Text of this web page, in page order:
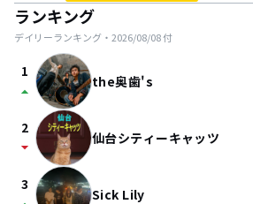
ランキング
デイリーランキング・ 2026/08/08付
1
arrow_drop_up the奥歯's
2
arrow_drop_down 仙台シティーキャッツ
3
Sick Lily